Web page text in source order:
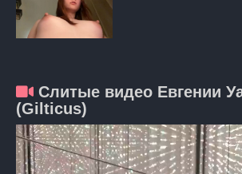
Слитые видео Евгении
(Gilticus)
Видеоплеер